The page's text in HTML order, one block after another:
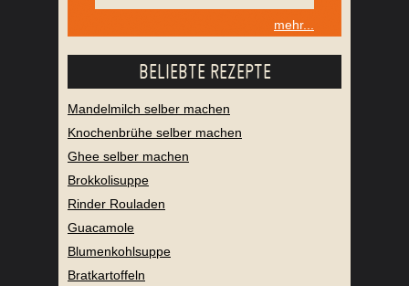
mehr...
BELIEBTE REZEPTE
Mandelmilch selber machen
Knochenbrühe selber machen
Ghee selber machen
Brokkolisuppe
Rinder Rouladen
Guacamole
Blumenkohlsuppe
Bratkartoffeln